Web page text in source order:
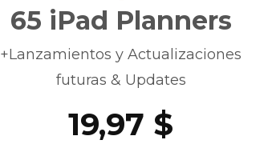
65 iPad Planners
+Lanzamientos y Actualizaciones
futuras & Updates
19,97 $